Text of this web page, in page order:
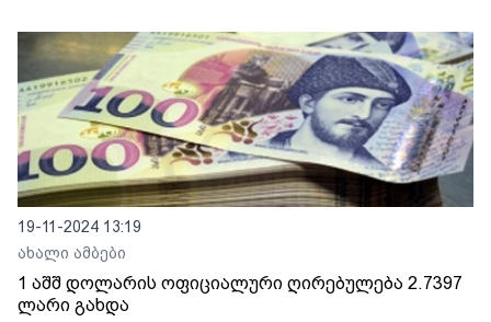
19-11-2024 13:19
ახალი ამბები
1 აშშ დოლარის ოფიციალური ღირებულება 2.7397
ლარი გახდა